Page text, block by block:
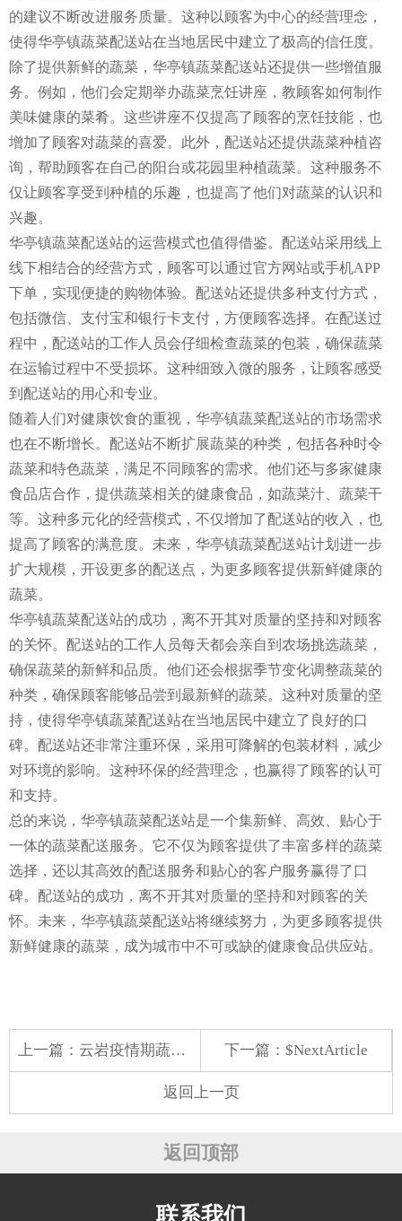
的建议不断改进服务质量。这种以顾客为中心的经营理念，
使得华亭镇蔬菜配送站在当地居民中建立了极高的信任度。
除了提供新鲜的蔬菜，华亭镇蔬菜配送站还提供一些增值服
务。例如，他们会定期举办蔬菜烹饪讲座，教顾客如何制作
美味健康的菜肴。这些讲座不仅提高了顾客的烹饪技能，也
增加了顾客对蔬菜的喜爱。此外，配送站还提供蔬菜种植咨
询，帮助顾客在自己的阳台或花园里种植蔬菜。这种服务不
仅让顾客享受到种植的乐趣，也提高了他们对蔬菜的认识和
兴趣。
华亭镇蔬菜配送站的运营模式也值得借鉴。配送站采用线上
线下相结合的经营方式，顾客可以通过官方网站或手机APP
下单，实现便捷的购物体验。配送站还提供多种支付方式，
包括微信、支付宝和银行卡支付，方便顾客选择。在配送过
程中，配送站的工作人员会仔细检查蔬菜的包装，确保蔬菜
在运输过程中不受损坏。这种细致入微的服务，让顾客感受
到配送站的用心和专业。
随着人们对健康饮食的重视，华亭镇蔬菜配送站的市场需求
也在不断增长。配送站不断扩展蔬菜的种类，包括各种时令
蔬菜和特色蔬菜，满足不同顾客的需求。他们还与多家健康
食品店合作，提供蔬菜相关的健康食品，如蔬菜汁、蔬菜干
等。这种多元化的经营模式，不仅增加了配送站的收入，也
提高了顾客的满意度。未来，华亭镇蔬菜配送站计划进一步
扩大规模，开设更多的配送点，为更多顾客提供新鲜健康的
蔬菜。
华亭镇蔬菜配送站的成功，离不开其对质量的坚持和对顾客
的关怀。配送站的工作人员每天都会亲自到农场挑选蔬菜，
确保蔬菜的新鲜和品质。他们还会根据季节变化调整蔬菜的
种类，确保顾客能够品尝到最新鲜的蔬菜。这种对质量的坚
持，使得华亭镇蔬菜配送站在当地居民中建立了良好的口
碑。配送站还非常注重环保，采用可降解的包装材料，减少
对环境的影响。这种环保的经营理念，也赢得了顾客的认可
和支持。
总的来说，华亭镇蔬菜配送站是一个集新鲜、高效、贴心于
一体的蔬菜配送服务。它不仅为顾客提供了丰富多样的蔬菜
选择，还以其高效的配送服务和贴心的客户服务赢得了口
碑。配送站的成功，离不开其对质量的坚持和对顾客的关
怀。未来，华亭镇蔬菜配送站将继续努力，为更多顾客提供
新鲜健康的蔬菜，成为城市中不可或缺的健康食品供应站。
上一篇： 云岩疫情期蔬菜配送 下一篇：$NextArticle
返回上一页
返回顶部
联系我们